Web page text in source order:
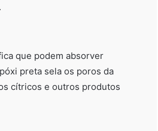
que podem absorver
preta sela os poros da
cítricos e outros produtos